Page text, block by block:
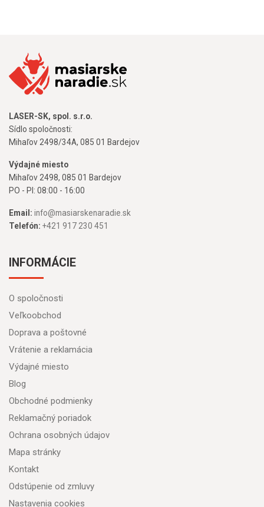
LASER-SK, spol. s.r.o.
Sídlo spoločnosti:
Mihaľov 2498/34A, 085 01 Bardejov
Výdajné miesto
Mihaľov 2498, 085 01 Bardejov
PO - PI: 08:00 - 16:00
Email: info@masiarskenaradie.sk
Telefón: +421 917 230 451
INFORMÁCIE
O spoločnosti
Veľkoobchod
Doprava a poštovné
Vrátenie a reklamácia
Výdajné miesto
Blog
Obchodné podmienky
Reklamačný poriadok
Ochrana osobných údajov
Mapa stránky
Kontakt
Odstúpenie od zmluvy
Nastavenia cookies